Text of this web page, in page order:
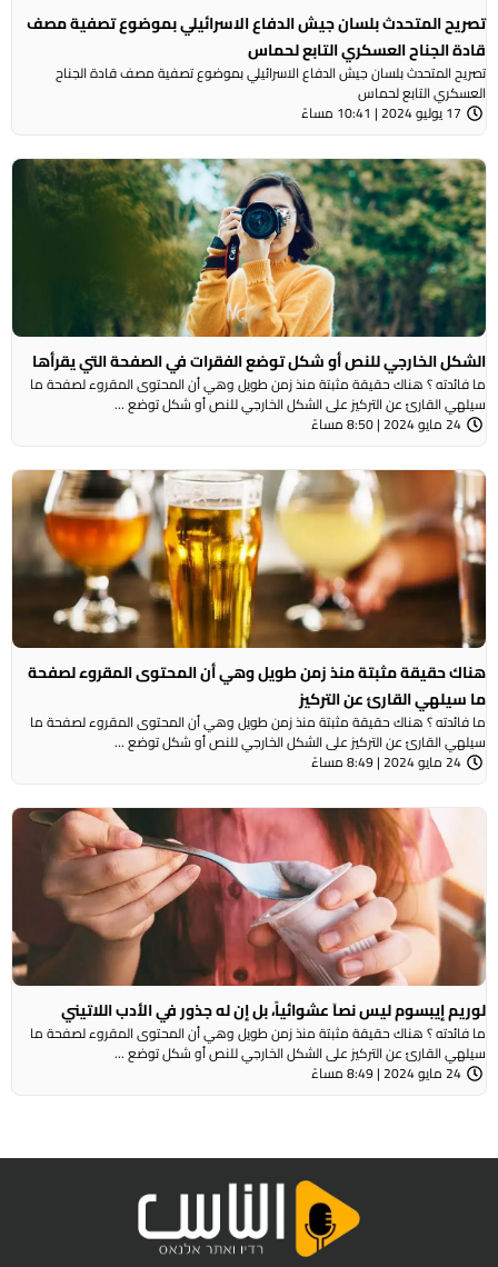
تصريح المتحدث بلسان جيش الدفاع الاسرائيلي بموضوع تصفية مصف
قادة الجناح العسكري التابع لحماس
تصريح المتحدث بلسان جيش الدفاع الاسرائيلي بموضوع تصفية مصف قادة الجناح
العسكري التابع لحماس
17 يوليو 2024 | 10:41 مساءً
الشكل الخارجي للنص أو شكل توضع الفقرات في الصفحة التي يقرأها
ما فائدته ؟ هناك حقيقة مثبتة منذ زمن طويل وهي أن المحتوى المقروء لصفحة ما
سيلهي القارئ عن التركيز على الشكل الخارجي للنص أو شكل توضع ...
24 مايو 2024 | 8:50 مساءً
هناك حقيقة مثبتة منذ زمن طويل وهي أن المحتوى المقروء لصفحة
ما سيلهي القارئ عن التركيز
ما فائدته ؟ هناك حقيقة مثبتة منذ زمن طويل وهي أن المحتوى المقروء لصفحة ما
سيلهي القارئ عن التركيز على الشكل الخارجي للنص أو شكل توضع ...
24 مايو 2024 | 8:49 مساءً
لوريم إيبسوم ليس نصاَ عشوائياً، بل إن له جذور في الأدب اللاتيني
ما فائدته ؟ هناك حقيقة مثبتة منذ زمن طويل وهي أن المحتوى المقروء لصفحة ما
سيلهي القارئ عن التركيز على الشكل الخارجي للنص أو شكل توضع ...
24 مايو 2024 | 8:49 مساءً